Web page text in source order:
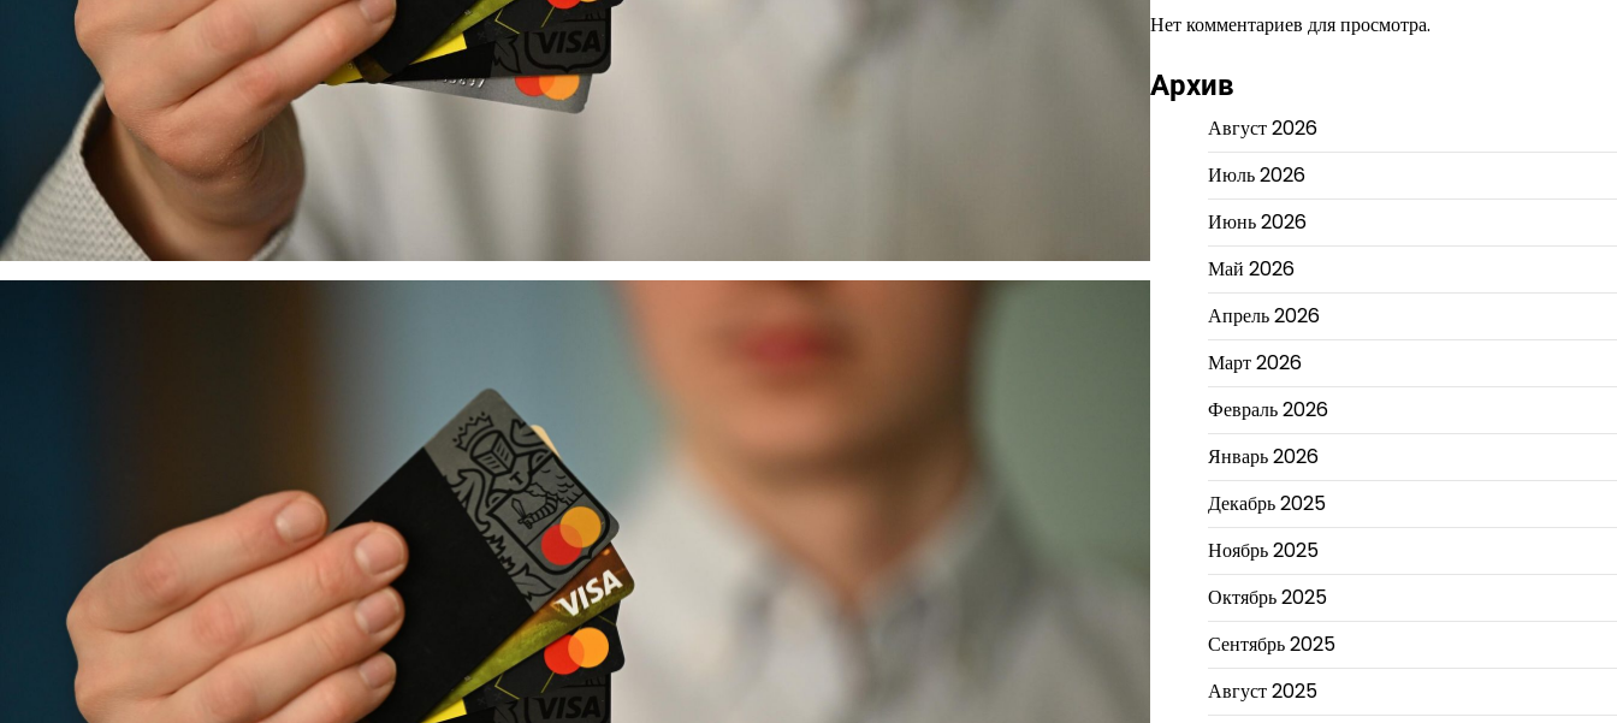
Нет комментариев для просмотра.
Архив
Август 2026
Июль 2026
Июнь 2026
Май 2026
Апрель 2026
Март 2026
Февраль 2026
Январь 2026
Декабрь 2025
Ноябрь 2025
Октябрь 2025
Сентябрь 2025
Август 2025